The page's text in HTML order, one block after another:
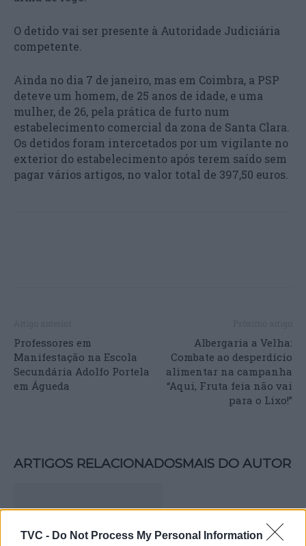
TVC - Do Not Process My Personal Information
O detido vai ser presente à Autoridade Judiciária
competente.
Ainda no dia 7 de janeiro, mas em Coimbra, a PSP
deteve um homem, de 25 anos de idade, e uma
mulher, de 26, pela prática de furto num
estabelecimento comercial da zona de Santa Clara.
Os detidos foram intercetados por um vigilante no
exterior do estabelecimento após terem saído sem
pagar vários artigos, no valor total de 397,50 euros.
Professores em
Manifestação na Escola
Secundária Adolfo Portela
em Águeda
Albergaria a Velha:
Combate ao desperdício
alimentar na campanha
“Aqui, Fruta feia não vai
para o Lixo!”
ARTIGOS RELACIONADOSMAIS DO AUTOR